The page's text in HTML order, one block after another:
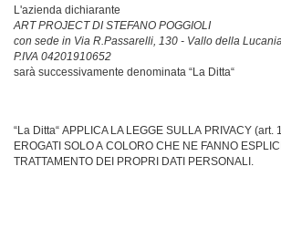
L'azienda dichiarante
ART PROJECT DI STEFANO POGGIOLI
con sede in Via R.Passarelli, 130 - Vallo della
P.IVA 04201910652
sarà successivamente denominata “La Ditta“
“La Ditta“ APPLICA LA LEGGE SULLA PRIVACY
EROGATI SOLO A COLORO CHE NE FANNO
TRATTAMENTO DEI PROPRI DATI PERSONALI.